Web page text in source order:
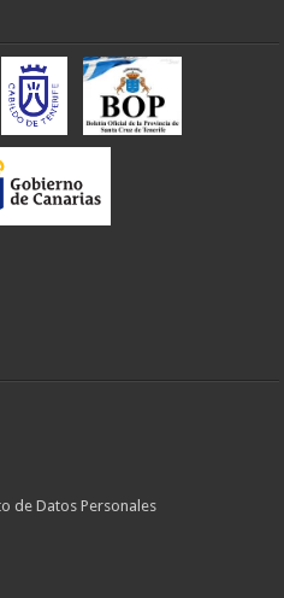
de Datos Personales